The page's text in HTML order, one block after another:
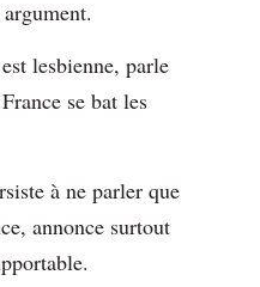
lesbienne, parle
se bat les
à ne parler que
annonce surtout